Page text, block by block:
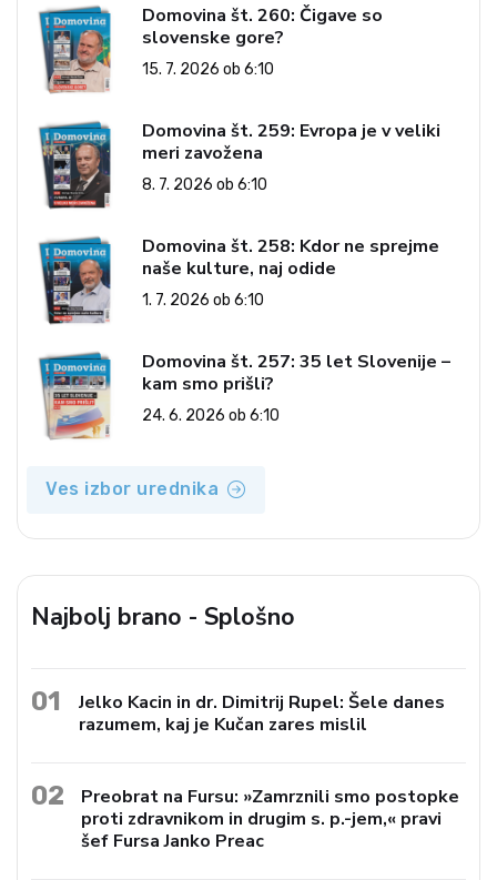
Domovina št. 260: Čigave so
slovenske gore?
15. 7. 2026 ob 6:10
Domovina št. 259: Evropa je v veliki
meri zavožena
8. 7. 2026 ob 6:10
Domovina št. 258: Kdor ne sprejme
naše kulture, naj odide
1. 7. 2026 ob 6:10
Domovina št. 257: 35 let Slovenije –
kam smo prišli?
24. 6. 2026 ob 6:10
Ves izbor urednika
Najbolj brano - Splošno
01
Jelko Kacin in dr. Dimitrij Rupel: Šele danes
razumem, kaj je Kučan zares mislil
02
Preobrat na Fursu: »Zamrznili smo postopke
proti zdravnikom in drugim s. p.-jem,« pravi
šef Fursa Janko Preac